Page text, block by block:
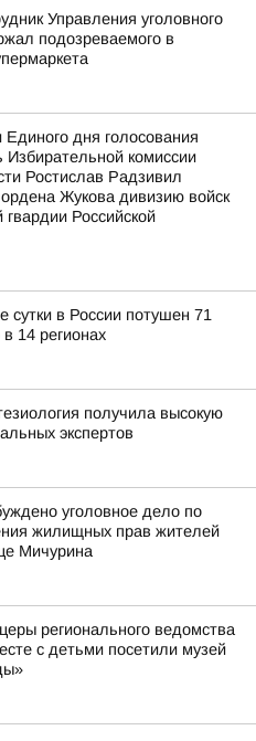
Управления уголовного
подозреваемого в
дня голосования
Избирательной комиссии
Ростислав Радзивил
Жукова дивизию войск
Российской
в России потушен 71
14 регионах
получила высокую
экспертов
уголовное дело по
жилищных прав жителей
Мичурина
регионального ведомства
с детьми посетили музей